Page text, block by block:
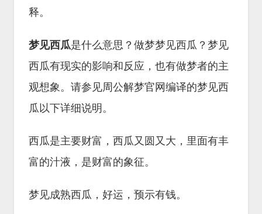
释。
梦见西瓜是什么意思？做梦梦见西瓜？梦见
西瓜有现实的影响和反应，也有做梦者的主
观想象。请参见周公解梦官网编译的梦见西
瓜以下详细说明。
西瓜是主要财富，西瓜又圆又大，里面有丰
富的汁液，是财富的象征。
梦见成熟西瓜，好运，预示有钱。